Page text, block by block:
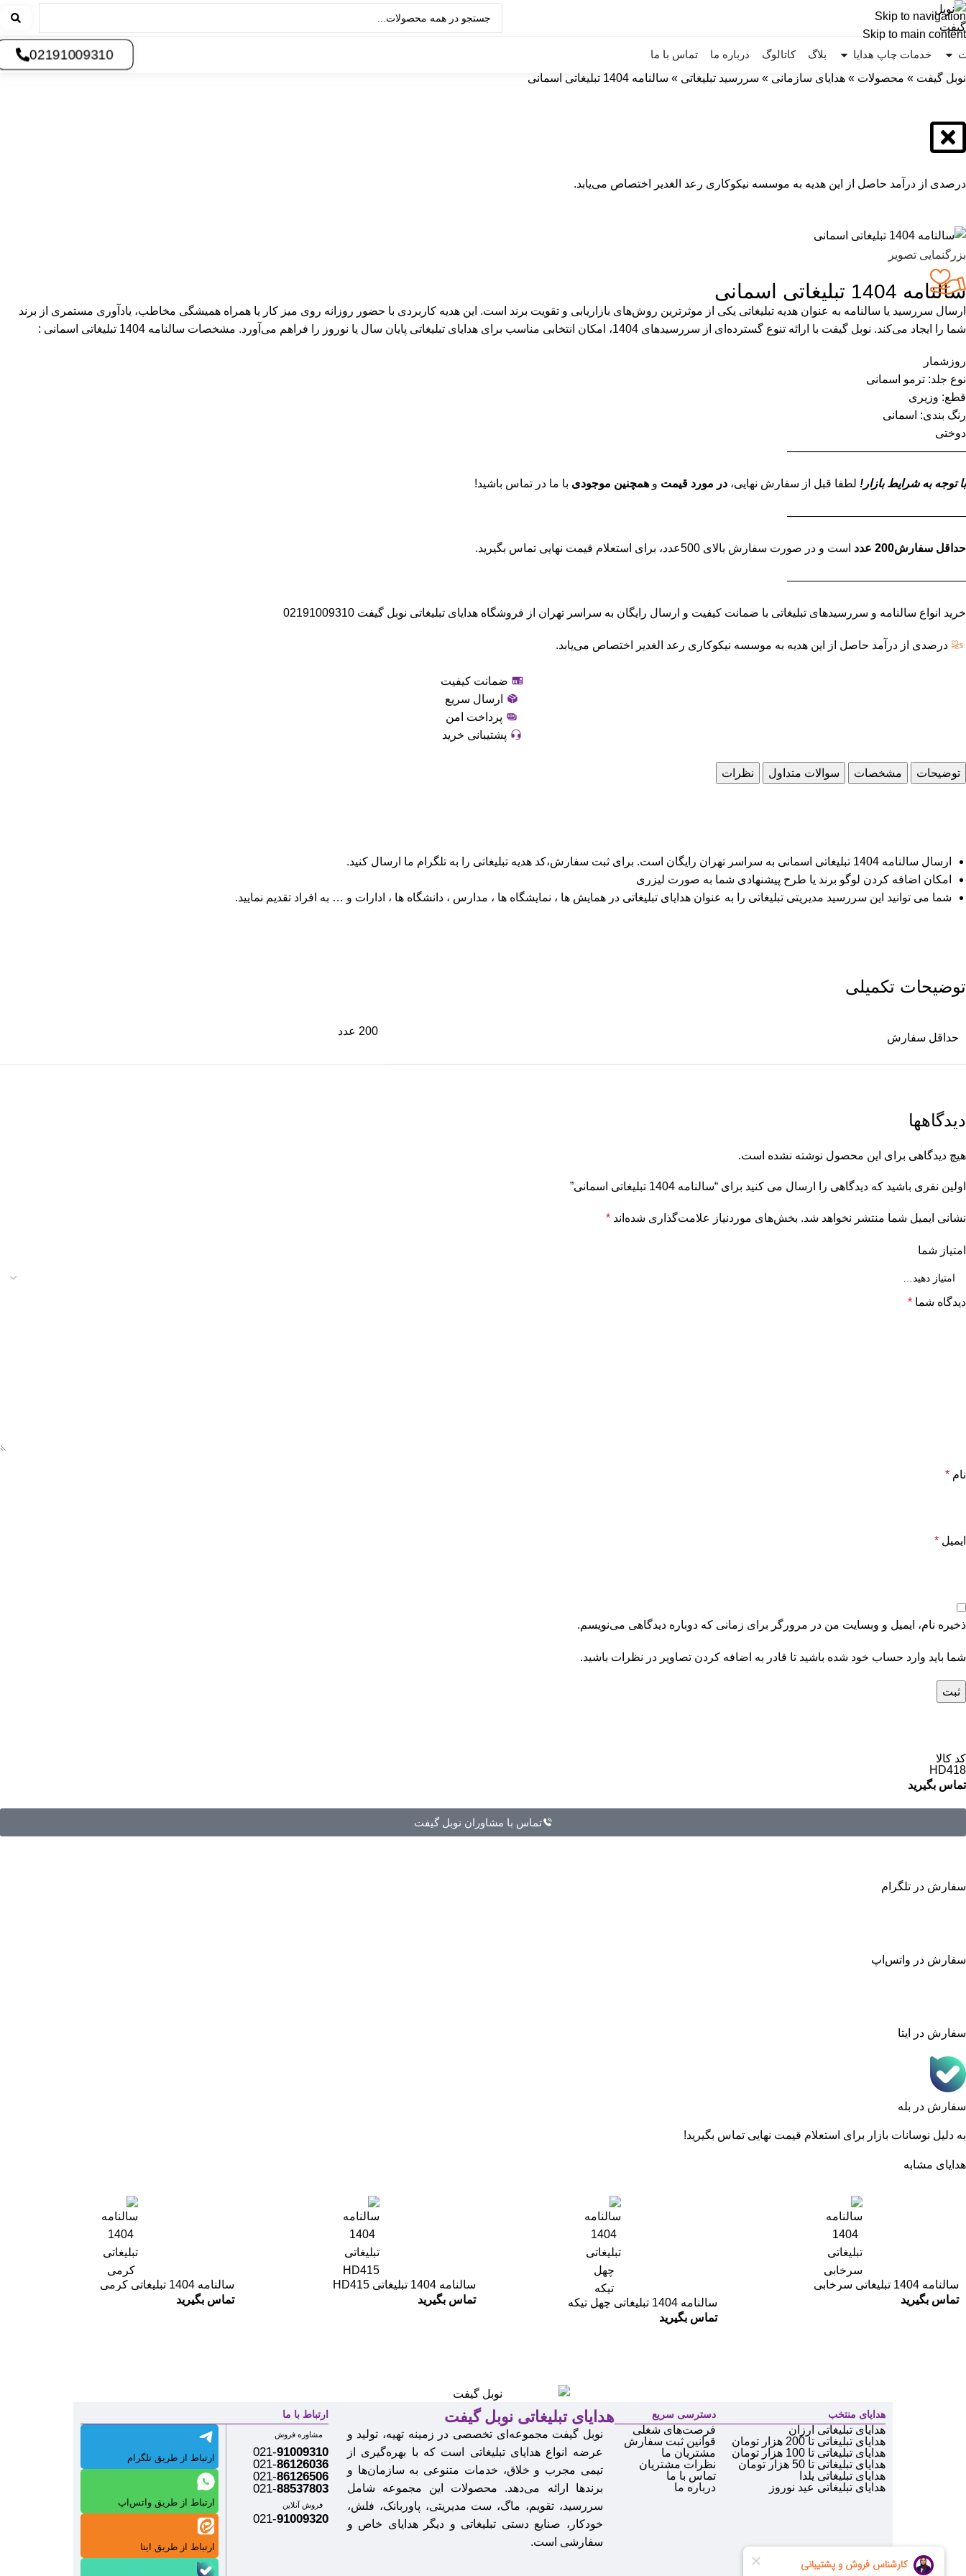
Skip to navigation
Skip to main content
خدمات چاپ هدایا بلاگ کاتالوگ درباره ما تماس با ما 02191009310
نوبل گیفت » محصولات » هدایای سازمانی » سررسید تبلیغاتی » سالنامه 1404 تبلیغاتی اسمانی
درصدی از درآمد حاصل از این هدیه به موسسه نیکوکاری رعد الغدیر اختصاص می‌یابد.
بزرگنمایی تصویر
سالنامه 1404 تبلیغاتی اسمانی
ارسال سررسید یا سالنامه به عنوان هدیه تبلیغاتی یکی از موثرترین روش‌های بازاریابی و تقویت برند است. این هدیه کاربردی با حضور روزانه روی میز کار یا همراه همیشگی مخاطب، یادآوری مستمری از برند
شما را ایجاد می‌کند. نوبل گیفت با ارائه تنوع گسترده‌ای از سررسیدهای 1404، امکان انتخابی مناسب برای هدایای تبلیغاتی پایان سال یا نوروز را فراهم می‌آورد. مشخصات سالنامه 1404 تبلیغاتی اسمانی :
روزشمار
نوع جلد: ترمو اسمانی
قطع: وزیری
رنگ بندی: اسمانی
دوختی
———————————————–
با توجه به شرایط بازار! لطفا قبل از سفارش نهایی، در مورد قیمت و همچنین موجودی با ما در تماس باشید!
———————————————–
حداقل سفارش200 عدد است و در صورت سفارش بالای 500عدد، برای استعلام قیمت نهایی تماس بگیرید.
———————————————–
خرید انواع سالنامه و سررسیدهای تبلیغاتی با ضمانت کیفیت و ارسال رایگان به سراسر تهران از فروشگاه هدایای تبلیغاتی نوبل گیفت 02191009310
درصدی از درآمد حاصل از این هدیه به موسسه نیکوکاری رعد الغدیر اختصاص می‌یابد.
ضمانت کیفیت
ارسال سریع
پرداخت امن
پشتیبانی خرید
توضیحات مشخصات سوالات متداول نظرات
ارسال سالنامه 1404 تبلیغاتی اسمانی به سراسر تهران رایگان است. برای ثبت سفارش،کد هدیه تبلیغاتی را به تلگرام ما ارسال کنید.
امکان اضافه کردن لوگو برند یا طرح پیشنهادی شما به صورت لیزری
شما می توانید این سررسید مدیریتی تبلیغاتی را به عنوان هدایای تبلیغاتی در همایش ها ، نمایشگاه ها ، مدارس ، دانشگاه ها ، ادارات و … به افراد تقدیم نمایید.
توضیحات تکمیلی
حداقل سفارش
200 عدد
دیدگاهها
هیچ دیدگاهی برای این محصول نوشته نشده است.
اولین نفری باشید که دیدگاهی را ارسال می کنید برای “سالنامه 1404 تبلیغاتی اسمانی”
نشانی ایمیل شما منتشر نخواهد شد. بخش‌های موردنیاز علامت‌گذاری شده‌اند *
امتیاز شما
دیدگاه شما *
نام *
ایمیل *
ذخیره نام، ایمیل و وبسایت من در مرورگر برای زمانی که دوباره دیدگاهی می‌نویسم.
شما باید وارد حساب خود شده باشید تا قادر به اضافه کردن تصاویر در نظرات باشید.
کد کالا
HD418
تماس بگیرید
تماس با مشاوران نوبل گیفت
سفارش در تلگرام
سفارش در واتس‌اپ
سفارش در ایتا
سفارش در بله
به دلیل نوسانات بازار برای استعلام قیمت نهایی تماس بگیرید!
هدایای مشابه
سالنامه 1404 تبلیغاتی سرخابی
تماس بگیرید
سالنامه 1404 تبلیغاتی چهل تیکه
تماس بگیرید
سالنامه 1404 تبلیغاتی HD415
تماس بگیرید
سالنامه 1404 تبلیغاتی کرمی
تماس بگیرید
هدایای منتخب
هدایای تبلیغاتی ارزان
هدایای تبلیغاتی تا 200 هزار تومان
هدایای تبلیغاتی تا 100 هزار تومان
هدایای تبلیغاتی تا 50 هزار تومان
هدایای تبلیغاتی یلدا
هدایای تبلیغاتی عید نوروز
دسترسی سریع
فرصت‌های شغلی
قوانین ثبت سفارش
مشتریان ما
نظرات مشتریان
تماس با ما
درباره ما
هدایای تبلیغاتی نوبل گیفت
نوبل گیفت مجموعه‌ای تخصصی در زمینه تهیه، تولید و
عرضه انواع هدایای تبلیغاتی است که با بهره‌گیری از
تیمی مجرب و خلاق، خدمات متنوعی به سازمان‌ها و
برندها ارائه می‌دهد. محصولات این مجموعه شامل
سررسید، تقویم، ماگ، ست مدیریتی، پاوربانک، فلش،
خودکار، صنایع دستی تبلیغاتی و دیگر هدایای خاص و
سفارشی است.
ارتباط با ما
مشاوره فروش
021-91009310
021-86126036
021-86126506
021-88537803
فروش آنلاین
021-91009320
ارتباط از طریق تلگرام
ارتباط از طریق واتس‌اپ
ارتباط از طریق ایتا